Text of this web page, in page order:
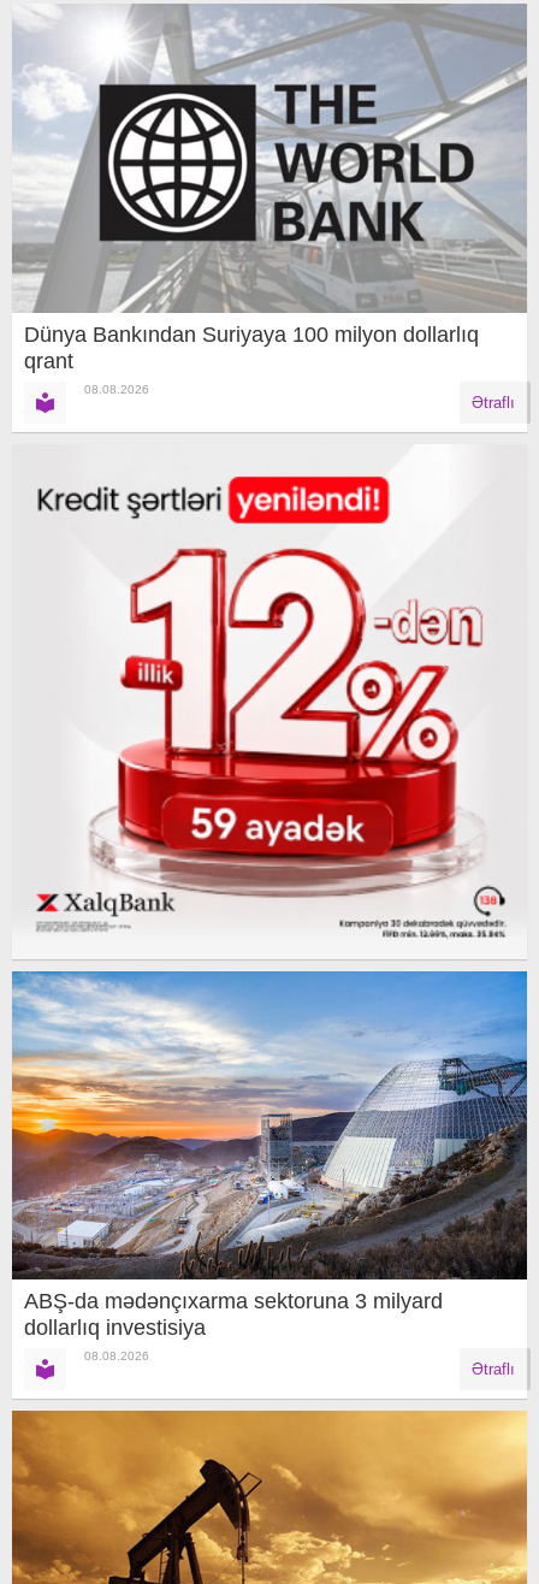
Dünya Bankından Suriyaya 100 milyon dollarlıq
qrant
08.08.2026
Ətraflı
ABŞ-da mədənçıxarma sektoruna 3 milyard
dollarlıq investisiya
08.08.2026
Ətraflı